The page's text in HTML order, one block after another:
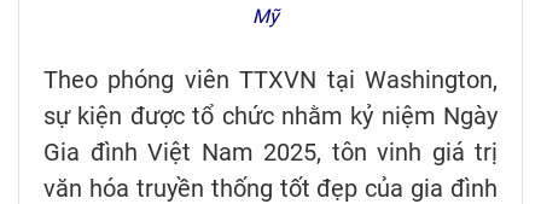
Mỹ
Theo phóng viên TTXVN tại Washington,
sự kiện được tổ chức nhằm kỷ niệm Ngày
Gia đình Việt Nam 2025, tôn vinh giá trị
văn hóa truyền thống tốt đẹp của gia đình